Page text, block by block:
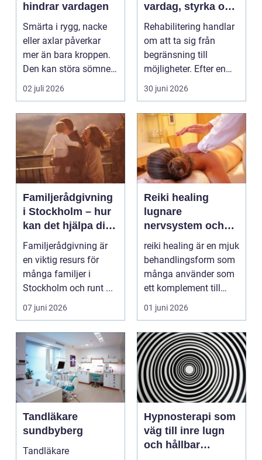
hindrar vardagen
Smärta i rygg, nacke
eller axlar påverkar
mer än bara kroppen.
Den kan störa sömnen,
göra det svårt ...
02 juli 2026
vardag, styrka och
balans
Rehabilitering handlar
om att ta sig från
begränsning till
möjligheter. Efter en
skada, sjukdom elle...
30 juni 2026
Familjerådgivning
i Stockholm – hur
kan det hjälpa dig
och din familj
Familjerådgivning är
en viktig resurs för
många familjer i
Stockholm och runt ...
07 juni 2026
Reiki healing
lugnare
nervsystem och
mer balans i
vardagen
reiki healing är en mjuk
behandlingsform som
många använder som
ett komplement till
annan vård. Foku...
01 juni 2026
Tandläkare
sundbyberg
Tandläkare
Hypnosterapi som
väg till inre lugn
och hållbar